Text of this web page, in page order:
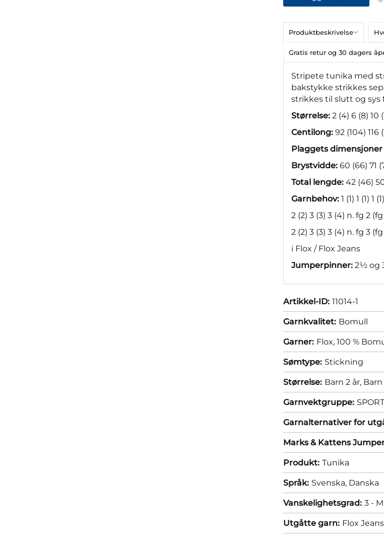
Produktbeskrivelse
Gratis retur og 30 dagers
Stripete tunika med
bakstykke strikkes
strikkes til slutt og sys
Størrelse: 2 (4) 6 (8) 10
Centilong: 92 (104) 116
Plaggets dimensjoner
Brystvidde: 60 (66) 71
Total lengde: 42 (46)
Garnbehov: 1 (1) 1 (1)
2 (2) 3 (3) 3 (4) n. fg 2
2 (2) 3 (3) 3 (4) n. fg 3
i Flox / Flox Jeans
Jumperpinner: 2½ og
Artikkel-ID: 11014-1
Garnkvalitet: Bomull
Garner: Flox, 100 %
Sømtype: Stickning
Størrelse: Barn 2 år, Barn
Garnvektgruppe:
Garnalternativer for
Marks & Kattens
Produkt: Tunika
Språk: Svenska, Danska
Vanskelighetsgrad: 3 -
Utgåtte garn: Flox